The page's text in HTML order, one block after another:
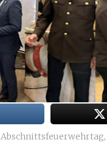
Abschnittsfeuerwehrtag,